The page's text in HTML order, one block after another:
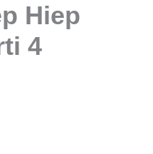
Hiep
4